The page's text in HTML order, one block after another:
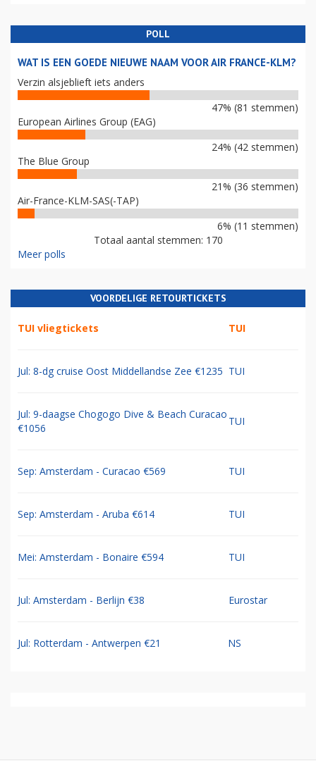
POLL
WAT IS EEN GOEDE NIEUWE NAAM VOOR AIR FRANCE-KLM?
Verzin alsjeblieft iets anders
47% (81 stemmen)
European Airlines Group (EAG)
24% (42 stemmen)
The Blue Group
21% (36 stemmen)
Air-France-KLM-SAS(-TAP)
6% (11 stemmen)
Totaal aantal stemmen: 170
Meer polls
VOORDELIGE RETOURTICKETS
TUI vliegtickets TUI
Jul: 8-dg cruise Oost Middellandse Zee €1235 TUI
Jul: 9-daagse Chogogo Dive & Beach Curacao
€1056
TUI
Sep: Amsterdam - Curacao €569 TUI
Sep: Amsterdam - Aruba €614 TUI
Mei: Amsterdam - Bonaire €594 TUI
Jul: Amsterdam - Berlijn €38 Eurostar
Jul: Rotterdam - Antwerpen €21 NS